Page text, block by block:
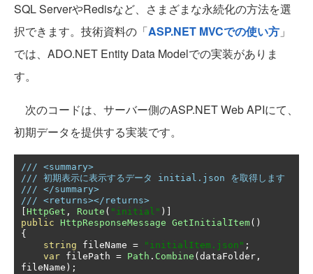
SQL ServerやRedisなど、さまざまな永続化の方法を選
択できます。技術資料の「ASP.NET MVCでの使い方 」
では、ADO.NET Entity Data Modelでの実装がありま
す。
次のコードは、サーバー側のASP.NET Web APIにて、
初期データを提供する実装です。
/// <summary>
/// 初期表示に表示するデータ initial.json を取得します
/// </summary>
/// <returns></returns>
HttpGet , Route ( "initial" )]
public HttpResponseMessage GetInitialItem()
{
string fileName = "initialItem.json" ;
var filePath = Path . Combine ( dataFolder ,
fileName );